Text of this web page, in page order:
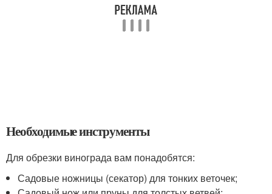
Необходимые инструменты
Для обрезки винограда вам понадобятся:
Садовые ножницы (секатор) для тонких веточек;